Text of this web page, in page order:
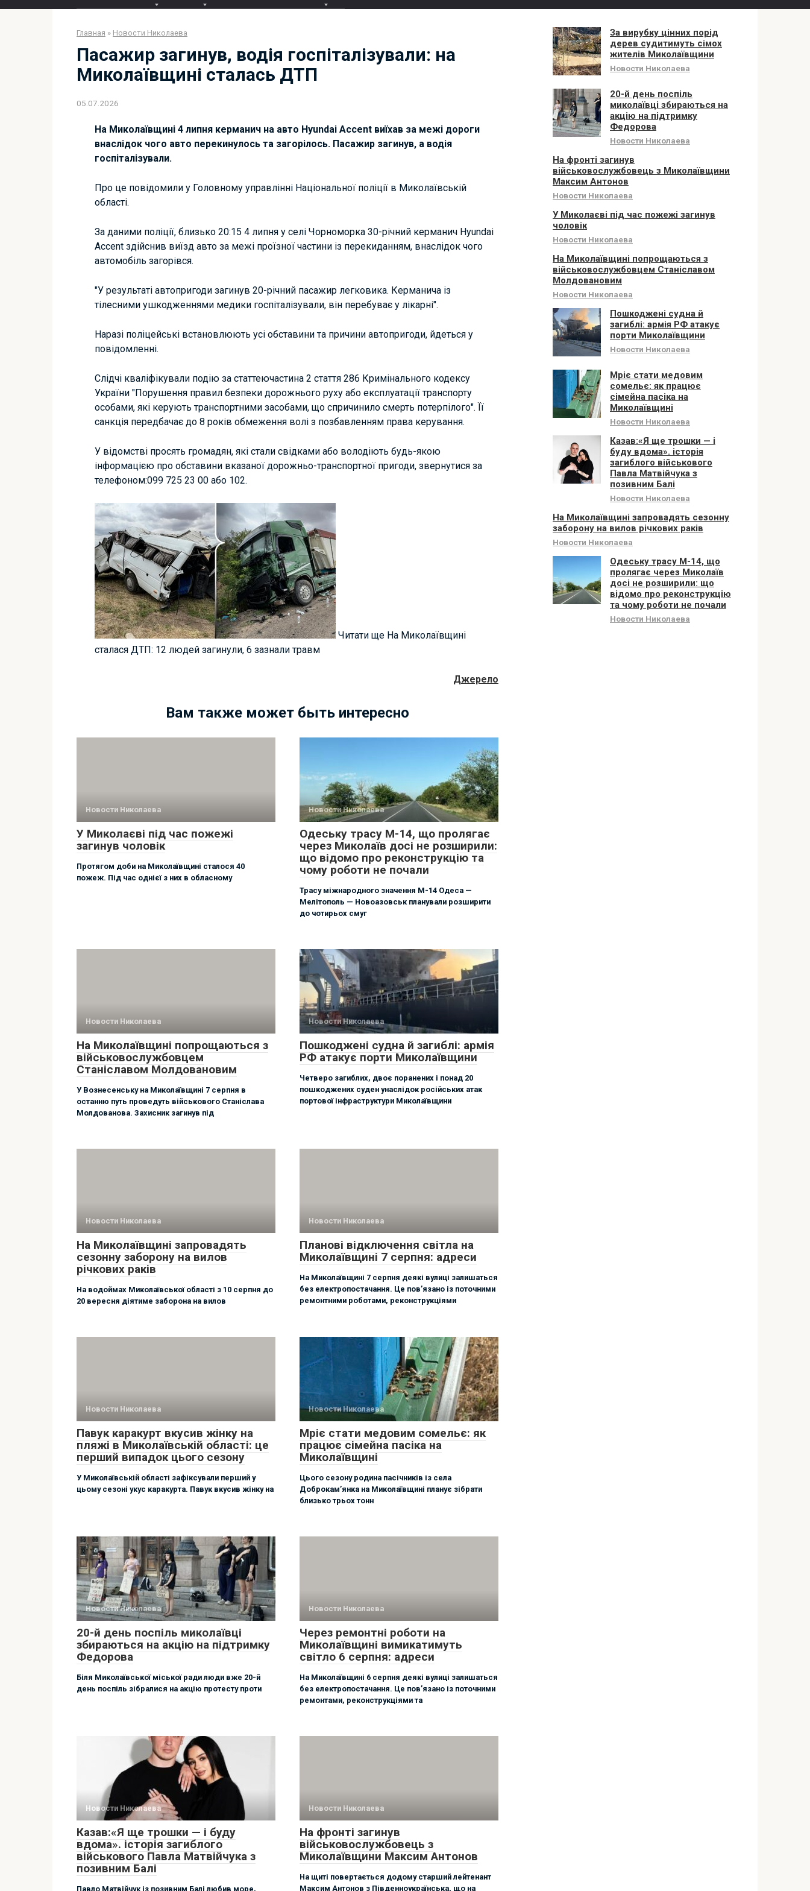
Главная » Новости Николаева
Пасажир загинув, водія госпіталізували: на
Миколаївщині сталась ДТП
05.07.2026
На Миколаївщині 4 липня керманич на авто Hyundai Accent виїхав за межі дороги
внаслідок чого авто перекинулось та загорілось. Пасажир загинув, а водія
госпіталізували.
Про це повідомили у Головному управлінні Національної поліції в Миколаївській
області.
За даними поліції, близько 20:15 4 липня у селі Чорноморка 30-річний керманич Hyundai
Accent здійснив виїзд авто за межі проїзної частини із перекиданням, внаслідок чого
автомобіль загорівся.
"У результаті автопригоди загинув 20-річний пасажир легковика. Керманича із
тілесними ушкодженнями медики госпіталізували, він перебуває у лікарні".
Наразі поліцейські встановлюють усі обставини та причини автопригоди, йдеться у
повідомленні.
Слідчі кваліфікували подію за статтеючастина 2 стаття 286 Кримінального кодексу
України "Порушення правил безпеки дорожнього руху або експлуатації транспорту
особами, які керують транспортними засобами, що спричинило смерть потерпілого". Її
санкція передбачає до 8 років обмеження волі з позбавленням права керування.
У відомстві просять громадян, які стали свідками або володіють будь-якою
інформацією про обставини вказаної дорожньо-транспортної пригоди, звернутися за
телефоном:099 725 23 00 або 102.
Читати ще На Миколаївщині
сталася ДТП: 12 людей загинули, 6 зазнали травм
Джерело
Вам также может быть интересно
Новости Николаева
У Миколаєві під час пожежі
загинув чоловік
Протягом доби на Миколаївщині сталося 40
пожеж. Під час однієї з них в обласному
Новости Николаева
Одеську трасу М-14, що пролягає
через Миколаїв досі не розширили:
що відомо про реконструкцію та
чому роботи не почали
Трасу міжнародного значення М-14 Одеса —
Мелітополь — Новоазовськ планували розширити
до чотирьох смуг
Новости Николаева
На Миколаївщині попрощаються з
військовослужбовцем
Станіславом Молдовановим
У Вознесенську на Миколаївщині 7 серпня в
останню путь проведуть військового Станіслава
Молдованова. Захисник загинув під
Новости Николаева
Пошкоджені судна й загиблі: армія
РФ атакує порти Миколаївщини
Четверо загиблих, двоє поранених і понад 20
пошкоджених суден унаслідок російських атак
портової інфраструктури Миколаївщини
Новости Николаева
На Миколаївщині запровадять
сезонну заборону на вилов
річкових раків
На водоймах Миколаївської області з 10 серпня до
20 вересня діятиме заборона на вилов
Новости Николаева
Планові відключення світла на
Миколаївщині 7 серпня: адреси
На Миколаївщині 7 серпня деякі вулиці залишаться
без електропостачання. Це пов’язано із поточними
ремонтними роботами, реконструкціями
Новости Николаева
Павук каракурт вкусив жінку на
пляжі в Миколаївській області: це
перший випадок цього сезону
У Миколаївській області зафіксували перший у
цьому сезоні укус каракурта. Павук вкусив жінку на
Новости Николаева
Мріє стати медовим сомельє: як
працює сімейна пасіка на
Миколаївщині
Цього сезону родина пасічників із села
Доброкам’янка на Миколаївщині планує зібрати
близько трьох тонн
Новости Николаева
20-й день поспіль миколаївці
збираються на акцію на підтримку
Федорова
Біля Миколаївської міської ради люди вже 20-й
день поспіль зібралися на акцію протесту проти
Новости Николаева
Через ремонтні роботи на
Миколаївщині вимикатимуть
світло 6 серпня: адреси
На Миколаївщині 6 серпня деякі вулиці залишаться
без електропостачання. Це пов’язано із поточними
ремонтами, реконструкціями та
Новости Николаева
Казав:«Я ще трошки — і буду
вдома». історія загиблого
військового Павла Матвійчука з
позивним Балі
Павло Матвійчук із позивним Балі любив море,
Новости Николаева
На фронті загинув
військовослужбовець з
Миколаївщини Максим Антонов
На щиті повертається додому старший лейтенант
Максим Антонов з Південноукраїнська, що на
За вирубку цінних порід
дерев судитимуть сімох
жителів Миколаївщини
Новости Николаева
20-й день поспіль
миколаївці збираються на
акцію на підтримку
Федорова
Новости Николаева
На фронті загинув
військовослужбовець з Миколаївщини
Максим Антонов
Новости Николаева
У Миколаєві під час пожежі загинув
чоловік
Новости Николаева
На Миколаївщині попрощаються з
військовослужбовцем Станіславом
Молдовановим
Новости Николаева
Пошкоджені судна й
загиблі: армія РФ атакує
порти Миколаївщини
Новости Николаева
Мріє стати медовим
сомельє: як працює
сімейна пасіка на
Миколаївщині
Новости Николаева
Казав:«Я ще трошки — і
буду вдома». історія
загиблого військового
Павла Матвійчука з
позивним Балі
Новости Николаева
На Миколаївщині запровадять сезонну
заборону на вилов річкових раків
Новости Николаева
Одеську трасу М-14, що
пролягає через Миколаїв
досі не розширили: що
відомо про реконструкцію
та чому роботи не почали
Новости Николаева